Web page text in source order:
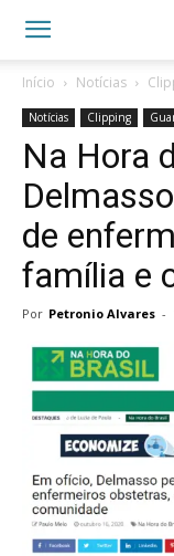
Início Notícias
Notícias Clipping
Na Hora
de
família e
Por Petronio Alvares -